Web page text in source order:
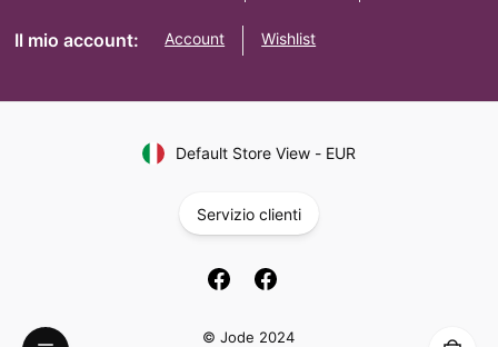
Il mio account: Account Wishlist
Default Store View- EUR
Servizio clienti
© Jode 2024